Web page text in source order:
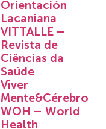
Orientación
Lacaniana
VITTALLE –
Revista de
Ciências da
Saúde
Viver
Mente&Cérebro
WOH – World
Health